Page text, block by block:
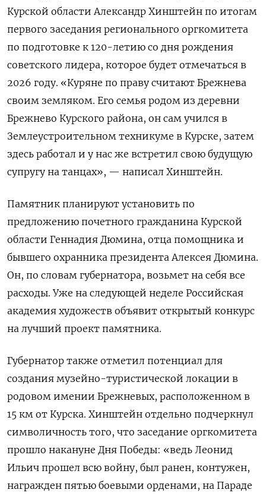
Курской области Александр Хинштейн по итогам
первого заседания регионального оргкомитета
по подготовке к 120-летию со дня рождения
советского лидера, которое будет отмечаться в
2026 году. «Куряне по праву считают Брежнева
своим земляком. Его семья родом из деревни
Брежнево Курского района, он сам учился в
Землеустроительном техникуме в Курске, затем
здесь работал и у нас же встретил свою будущую
супругу на танцах», — написал Хинштейн.
Памятник планируют установить по
предложению почетного гражданина Курской
области Геннадия Дюмина, отца помощника и
бывшего охранника президента Алексея Дюмина.
Он, по словам губернатора, возьмет на себя все
расходы. Уже на следующей неделе Российская
академия художеств объявит открытый конкурс
на лучший проект памятника.
Губернатор также отметил потенциал для
создания музейно-туристической локации в
родовом имении Брежневых, расположенном в
15 км от Курска. Хинштейн отдельно подчеркнул
символичность того, что заседание оргкомитета
прошло накануне Дня Победы: «ведь Леонид
Ильич прошел всю войну, был ранен, контужен,
награжден пятью боевыми орденами, на Параде